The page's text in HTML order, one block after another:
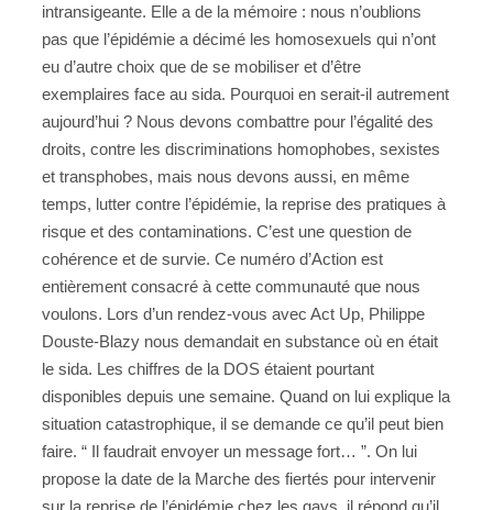
intransigeante. Elle a de la mémoire : nous n’oublions
pas que l’épidémie a décimé les homosexuels qui n’ont
eu d’autre choix que de se mobiliser et d’être
exemplaires face au sida. Pourquoi en serait-il autrement
aujourd’hui ? Nous devons combattre pour l’égalité des
droits, contre les discriminations homophobes, sexistes
et transphobes, mais nous devons aussi, en même
temps, lutter contre l’épidémie, la reprise des pratiques à
risque et des contaminations. C’est une question de
cohérence et de survie. Ce numéro d’Action est
entièrement consacré à cette communauté que nous
voulons. Lors d’un rendez-vous avec Act Up, Philippe
Douste-Blazy nous demandait en substance où en était
le sida. Les chiffres de la DOS étaient pourtant
disponibles depuis une semaine. Quand on lui explique la
situation catastrophique, il se demande ce qu’il peut bien
faire. “ Il faudrait envoyer un message fort… ”. On lui
propose la date de la Marche des fiertés pour intervenir
sur la reprise de l’épidémie chez les gays, il répond qu’il